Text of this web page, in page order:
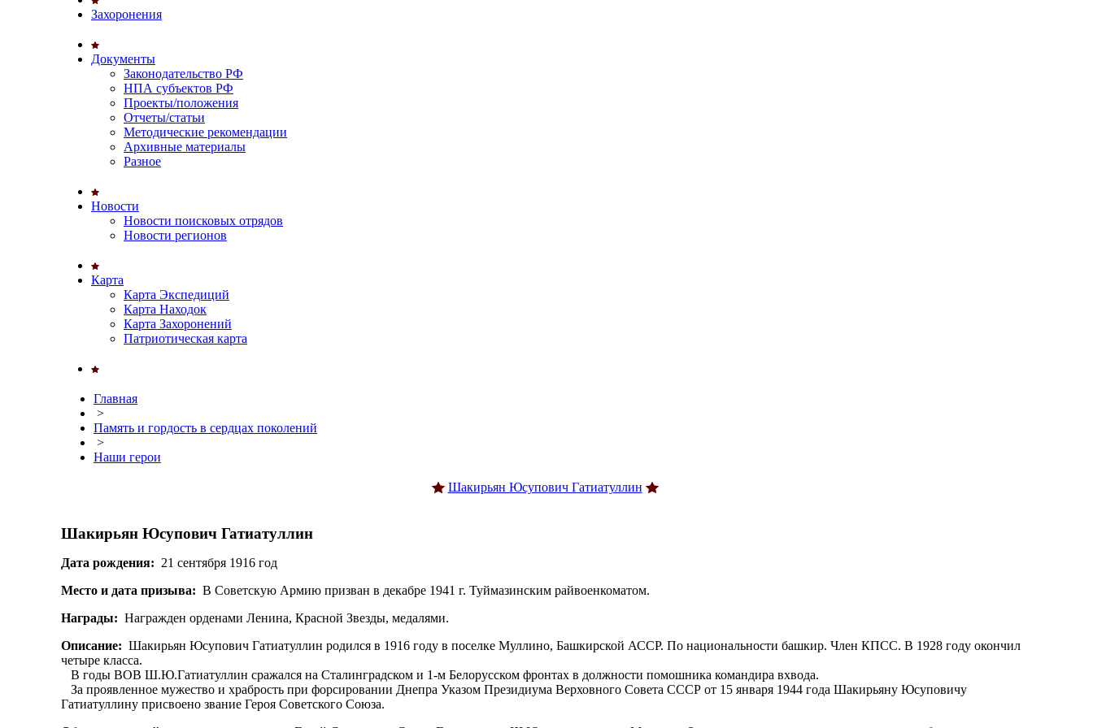
Захоронения
Документы
Законодательство РФ
НПА субъектов РФ
Проекты/положения
Отчеты/статьи
Методические рекомендации
Архивные материалы
Разное
Новости
Новости поисковых отрядов
Новости регионов
Карта
Карта Экспедиций
Карта Находок
Карта Захоронений
Патриотическая карта
Главная
>
Память и гордость в сердцах поколений
>
Наши герои
Шакирьян Юсупович Гатиатуллин
Шакирьян Юсупович Гатиатуллин
Дата рождения: 21 сентября 1916 год
Место и дата призыва: В Советскую Армию призван в декабре 1941 г. Туймазинским райвоенко­матом.
Награды: Награжден орденами Ленина, Красной Звезды, медалями.
Описание: Шакирьян Юсупович Гатиатуллин родился в 1916 году в поселке Муллино, Башкирской АССР. По национальности башкир. Член КПСС. В 1928 году окончил
четыре класса.
В годы ВОВ Ш.Ю.Гатиатуллин сражался на Сталинградском и 1-м Белорусском фронтах в должности помошника командира вхвода.
За проявленное мужество и храбрость при форсировании Днепра Указом Президиума Верховного Совета СССР от 15 января 1944 года Шакирьяну Юсуповичу
Гатиатуллину присвоено звание Героя Советского Союза.